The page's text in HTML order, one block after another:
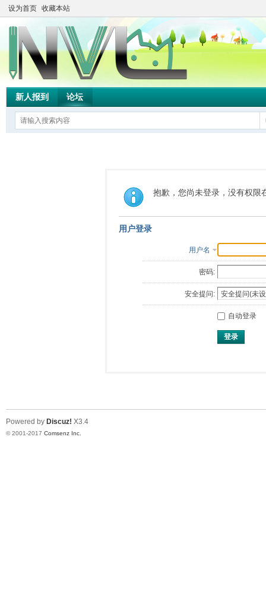
设为首页 收藏本站
新人报到 论坛
抱歉，您尚未登录，没有权限
用户登录
用户名
密码:
安全提问:
自动登录
登录
Powered by Discuz! X3.4
© 2001-2017 Comsenz Inc.